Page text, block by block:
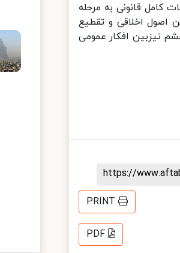
قانونی به مرحله
اخلاقی و تقطیع
تیزبین افکار عمومی
https://
PRINT
PDF